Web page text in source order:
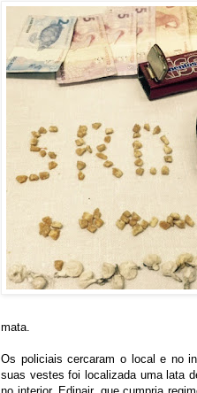
mata.
Os policiais cercaram o local e no
suas vestes foi localizada uma lata